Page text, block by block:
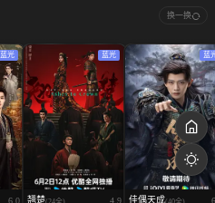
换一换
蓝光
6.0
蓝光
翘楚 4.9
蓝
佳偶天成